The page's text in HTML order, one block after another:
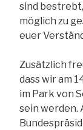
sind
möglich zu
euer
Zusätzlich
dass wir am
im Park von
sein werden.